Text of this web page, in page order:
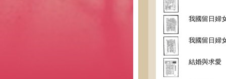
我國留日婦
我國留日婦
結婚與求愛